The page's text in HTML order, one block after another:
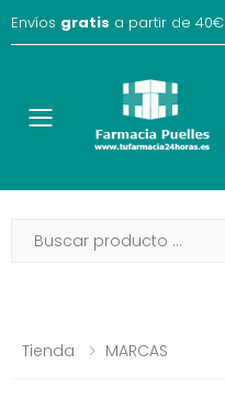
Envíos gratis a partir de 40€
Toggle
Tienda MARCAS